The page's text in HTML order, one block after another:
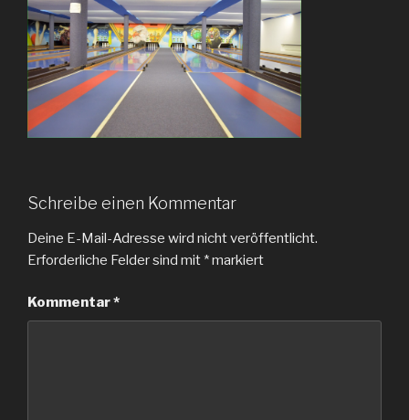
Schreibe einen Kommentar
Deine E-Mail-Adresse wird nicht veröffentlicht.
Erforderliche Felder sind mit *markiert
Kommentar*